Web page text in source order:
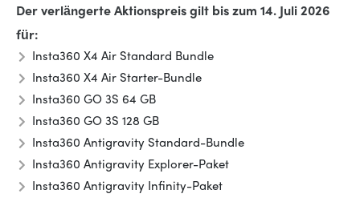
Der verlängerte Aktionspreis gilt bis zum 14. Juli 2026
für:
Insta360 X4 Air Standard Bundle
Insta360 X4 Air Starter-Bundle
Insta360 GO 3S 64 GB
Insta360 GO 3S 128 GB
Insta360 Antigravity Standard-Bundle
Insta360 Antigravity Explorer-Paket
Insta360 Antigravity Infinity-Paket